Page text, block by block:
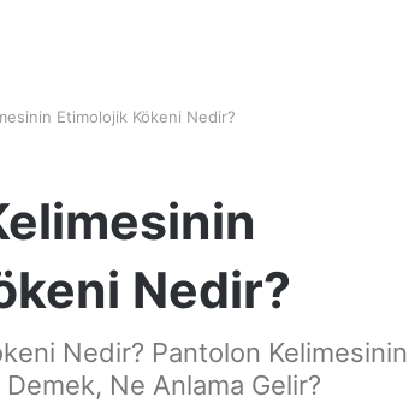
Etimolojik Kökeni Nedir?
Nedir?
Nedir? Pantolon Kelimesinin
Ne Anlama Gelir?